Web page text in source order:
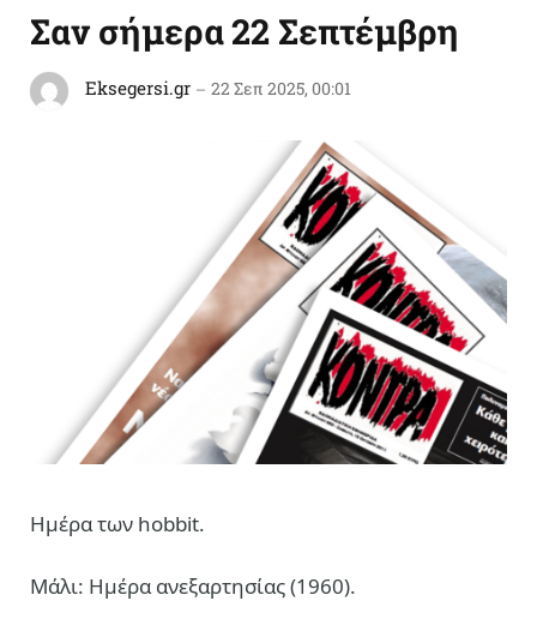
Σαν σήμερα 22 Σεπτέμβρη
Eksegersi.gr 22 Σεπ 2025, 00:01
Ημέρα των hobbit.
Μάλι: Ημέρα ανεξαρτησίας (1960).